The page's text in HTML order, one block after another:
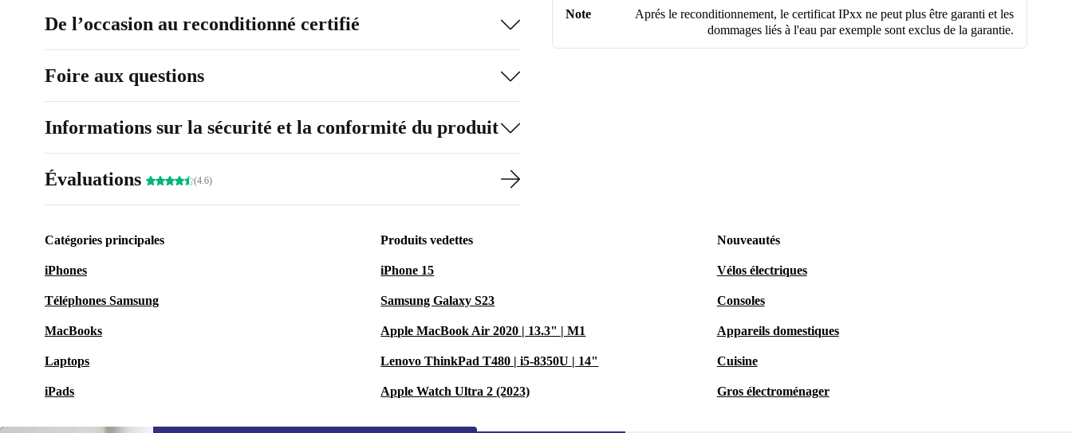
Note
Aprés le reconditionnement, le certificat IPxx ne peut plus être garanti et les
dommages liés à l'eau par exemple sont exclus de la garantie.
De l’occasion au reconditionné certifié
Foire aux questions
Informations sur la sécurité et la conformité du produit
Évaluations (4.6)
Catégories principales
iPhones
Téléphones Samsung
MacBooks
Laptops
iPads
Produits vedettes
iPhone 15
Samsung Galaxy S23
Apple MacBook Air 2020 | 13.3" | M1
Lenovo ThinkPad T480 | i5-8350U | 14"
Apple Watch Ultra 2 (2023)
Nouveautés
Vélos électriques
Consoles
Appareils domestiques
Cuisine
Gros électroménager